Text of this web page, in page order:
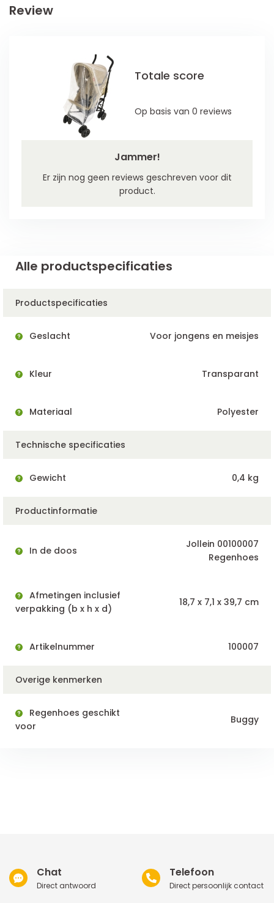
Review
Jammer!
Er zijn nog geen reviews geschreven voor dit
product.
Totale score
Op basis van 0 reviews
Alle productspecificaties
Productspecificaties
Geslacht Voor jongens en meisjes
Kleur Transparant
Materiaal Polyester
Technische specificaties
Gewicht 0,4 kg
Productinformatie
In de doos
Jollein 00100007
Regenhoes
Afmetingen inclusief
verpakking (b x h x d)
18,7 x 7,1 x 39,7 cm
Artikelnummer 100007
Overige kenmerken
Regenhoes geschikt
voor
Buggy
Chat
Direct antwoord
Telefoon
Direct persoonlijk contact